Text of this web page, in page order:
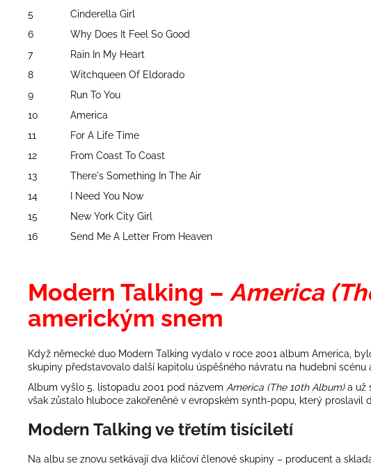
5
Cinderella Girl
6
Why Does It Feel So Good
7
Rain In My Heart
8
Witchqueen Of Eldorado
9
Run To You
10
America
11
For A Life Time
12
From Coast To Coast
13
There's Something In The Air
14
I Need You Now
15
New York City Girl
16
Send Me A Letter From Heaven
Modern Talking – America
americkým snem
Když německé duo Modern Talking vydalo v roce 2001 album America ,
skupiny představovalo další kapitolu úspěšného návratu na hudební
Album vyšlo 5. listopadu 2001 pod názvem America (The 10th Album)a už
však zůstalo hluboce zakořeněné v evropském synth-popu, který proslavil
Modern Talking ve třetím tisíciletí
Na albu se znovu setkávají dva klíčoví členové skupiny – producent a